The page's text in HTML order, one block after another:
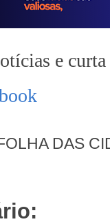
e curta
DAS